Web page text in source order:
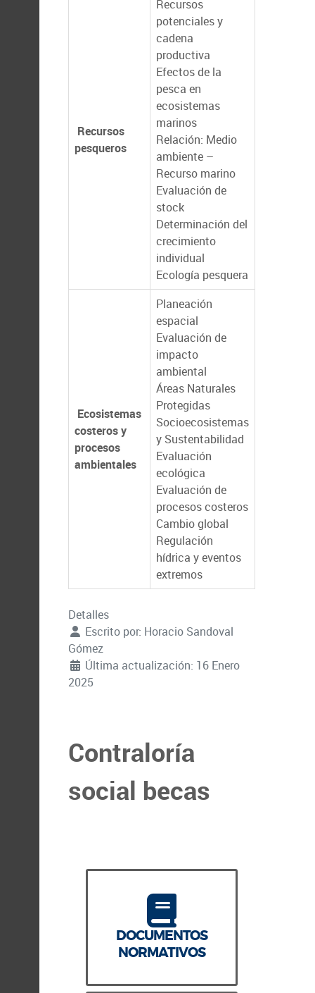
Recursos
pesqueros
Recursos
potenciales y
cadena
productiva
Efectos de la
pesca en
ecosistemas
marinos
Relación: Medio
ambiente –
Recurso marino
Evaluación de
stock
Determinación del
crecimiento
individual
Ecología pesquera
Ecosistemas
costeros y
procesos
ambientales
Planeación
espacial
Evaluación de
impacto
ambiental
Áreas Naturales
Protegidas
Socioecosistemas
y Sustentabilidad
Evaluación
ecológica
Evaluación de
procesos costeros
Cambio global
Regulación
hídrica y eventos
extremos
Detalles
Escrito por: Horacio Sandoval
Gómez
Última actualización: 16 Enero
2025
Contraloría
social becas
DOCUMENTOS
NORMATIVOS